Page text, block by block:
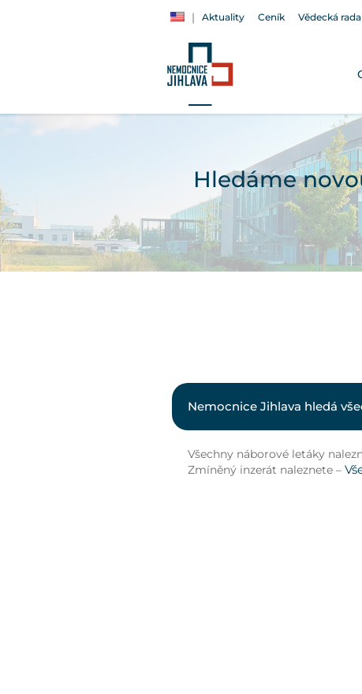
Aktuality Ceník Vědecká rada
Hledáme
Nemocnice Jihlava hledá
Všechny náborové letáky
Zmíněný inzerát naleznete –